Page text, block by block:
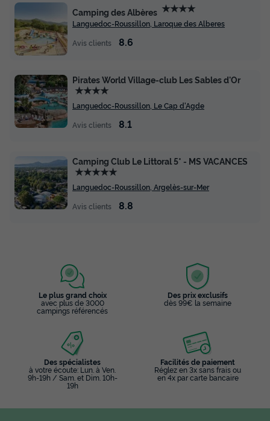
Camping des Albères ★★★★
Languedoc-Roussillon, Laroque des Alberes
Avis clients
8.6
Pirates World Village-club Les Sables d'Or
★★★★
Languedoc-Roussillon, Le Cap d'Agde
Avis clients
8.1
Camping Club Le Littoral 5* - MS VACANCES
★★★★★
Languedoc-Roussillon, Argelès-sur-Mer
Avis clients
8.8
Le plus grand choix
avec plus de 3000
campings référencés
Des prix exclusifs
dès 99€ la semaine
Des spécialistes
à votre écoute: Lun. à Ven.
9h-19h / Sam. et Dim. 10h-
19h
Facilités de paiement
Réglez en 3x sans frais ou
en 4x par carte bancaire